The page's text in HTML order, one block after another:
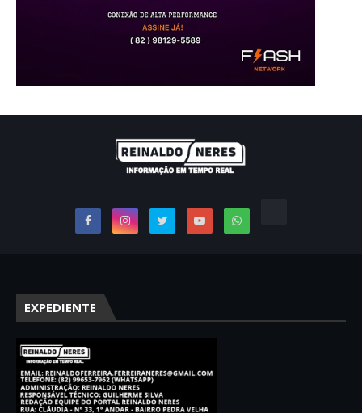
EXPEDIENTE